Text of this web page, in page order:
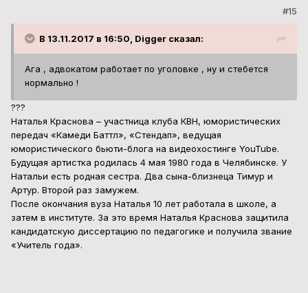
#15
В 13.11.2017 в 16:50, Digger сказал:
Ага , адвокатом работает по уголовке , ну и стебется
нормально !
???
Наталья Краснова – участница клуба КВН, юмористических
передач «Камеди Баттл», «Стендап», ведущая
юмористического бьюти-блога на видеохостинге YouTube.
Будущая артистка родилась 4 мая 1980 года в Челябинске. У
Натальи есть родная сестра. Два сына-близнеца Тимур и
Артур. Второй раз замужем.
После окончания вуза Наталья 10 лет работала в школе, а
затем в институте. За это время Наталья Краснова защитила
кандидатскую диссертацию по педагогике и получила звание
«Учитель года».